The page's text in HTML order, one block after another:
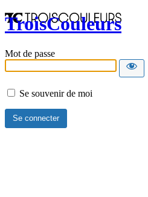
TroisCouleurs
Mot de passe
Se souvenir de moi